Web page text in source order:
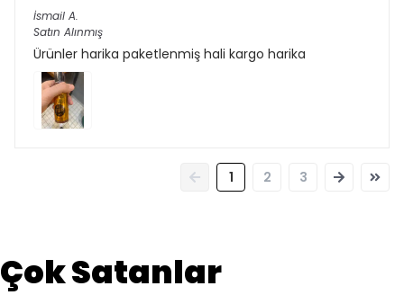
İsmail A.
Satın Alınmış
Ürünler harika paketlenmiş hali kargo harika
1 2 3
Çok Satanlar